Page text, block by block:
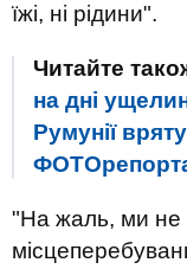
їжі, ні рідини".
Читайте
на дні
Румунії
"На жаль, ми не